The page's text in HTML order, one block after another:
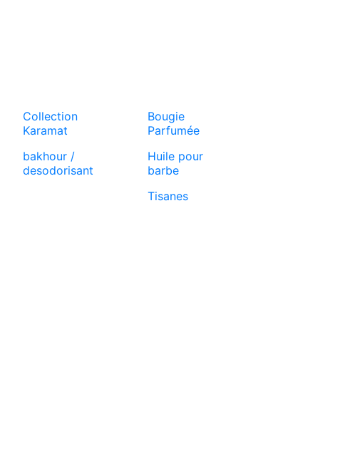
Collection
Karamat
bakhour /
desodorisant
Bougie
Parfumée
Huile pour
barbe
Tisanes